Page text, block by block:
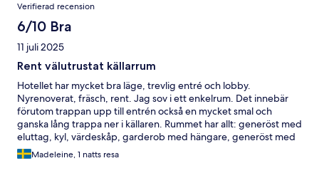
Verifierad recension
6/10 Bra
11 juli 2025
Rent välutrustat källarrum
Hotellet har mycket bra läge, trevlig entré och lobby.
Nyrenoverat, fräsch, rent. Jag sov i ett enkelrum. Det innebär
förutom trappan upp till entrén också en mycket smal och
ganska lång trappa ner i källaren. Rummet har allt: generöst med
eluttag, kyl, värdeskåp, garderob med hängare, generöst med
speglar både i badrum och sovrum. Men det är väldigt trångt -
en resväska får bara plats exakt framför sängen på golvet då
Madeleine, 1 natts resa